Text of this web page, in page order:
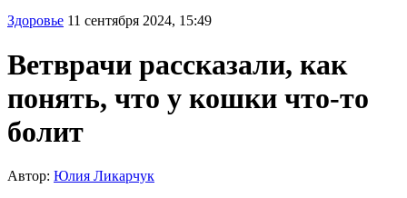
Здоровье 11 сентября 2024, 15:49
Ветврачи рассказали, как
понять, что у кошки что-то
болит
Автор: Юлия Ликарчук